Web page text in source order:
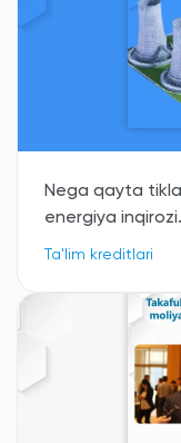
Nega qayta
energiya
Ta'lim kreditlari